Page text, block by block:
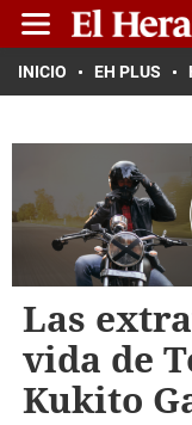
INICIO EH PLUS
Las
vida de
Kukito